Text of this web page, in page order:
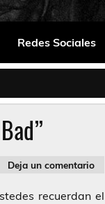
Redes Sociales
Deja un comentario
recuerdan el